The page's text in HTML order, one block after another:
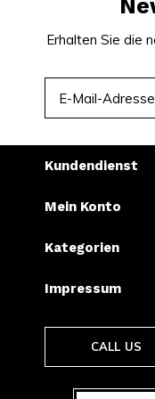
Erhalten Sie die
Kundendienst
Mein Konto
Kategorien
Impressum
CALL US